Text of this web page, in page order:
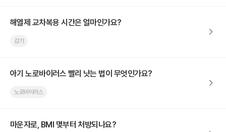
해열제 교차복용 시간은 얼마인가요?
감기
아기 노로바이러스 빨리 낫는 법이 무엇인가요?
노로바이러스
마운자로, BMI 몇부터 처방되나요?